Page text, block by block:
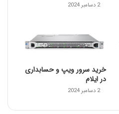
2 دسامبر 2024
خرید سرور ویپ و حسابداری
در ایلام
2 دسامبر 2024